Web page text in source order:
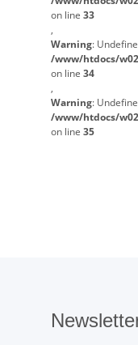
on line 33
,
Warning:
/www/htdocs/
on line 34
,
Warning:
/www/htdocs/
on line 35